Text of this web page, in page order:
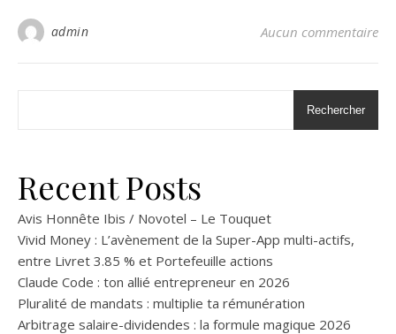
admin Aucun commentaire
Rechercher
Recent Posts
Avis Honnête Ibis / Novotel – Le Touquet
Vivid Money : L’avènement de la Super-App multi-actifs,
entre Livret 3.85 % et Portefeuille actions
Claude Code : ton allié entrepreneur en 2026
Pluralité de mandats : multiplie ta rémunération
Arbitrage salaire-dividendes : la formule magique 2026